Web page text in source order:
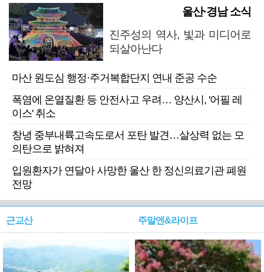
울산·경남 소식
진주성의 역사, 빛과 미디어로
되살아난다
마산 원도심 행정·주거복합단지 연내 준공 수순
폭염에 온열질환 등 안전사고 우려… 양산시, '어필 레
이스' 취소
창녕 중부내륙고속도로서 포탄 발견…살상력 없는 모
의탄으로 밝혀져
입원환자가 연달아 사망한 울산 한 정신의료기관 폐원
전망
근교산 주말엔&라이프